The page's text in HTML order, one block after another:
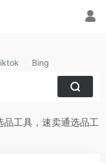
Bing
工具，速卖通选品工